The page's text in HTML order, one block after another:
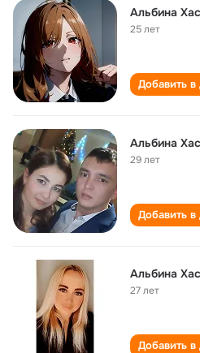
Альбина
25 лет
Добавить в
Альбина
29 лет
Добавить в
Альбина
27 лет
Добавить в